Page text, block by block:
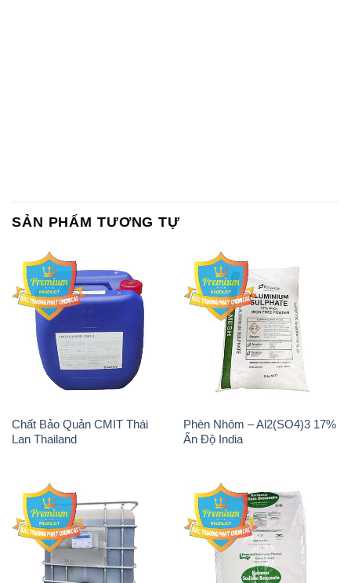
Chất Bảo Quản CMIT Thái
Lan Thailand
Phèn Nhôm – Al2(SO4)3 17%
Ấn Độ India
Chất tạo bọt Las P Tico Tank
IBC Bồn Việt Nam
Sodium Benzoate – Mốc Bột
Kalama Food Grade Mỹ Usa